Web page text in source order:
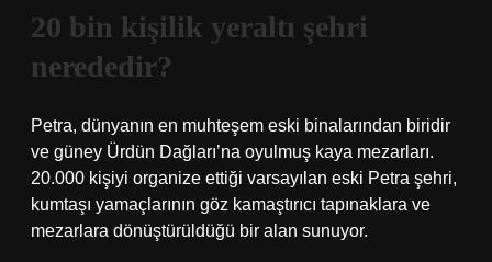
20 bin kişilik yeraltı şehri
nerededir?
Petra, dünyanın en muhteşem eski binalarından biridir
ve güney Ürdün Dağları’na oyulmuş kaya mezarları.
20.000 kişiyi organize ettiği varsayılan eski Petra şehri,
kumtaşı yamaçlarının göz kamaştırıcı tapınaklara ve
mezarlara dönüştürüldüğü bir alan sunuyor.